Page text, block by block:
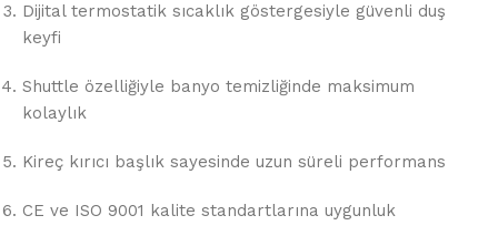
Dijital termostatik sıcaklık göstergesiyle güvenli duş
keyfi
Shuttle özelliğiyle banyo temizliğinde maksimum
kolaylık
Kireç kırıcı başlık sayesinde uzun süreli performans
CE ve ISO 9001 kalite standartlarına uygunluk